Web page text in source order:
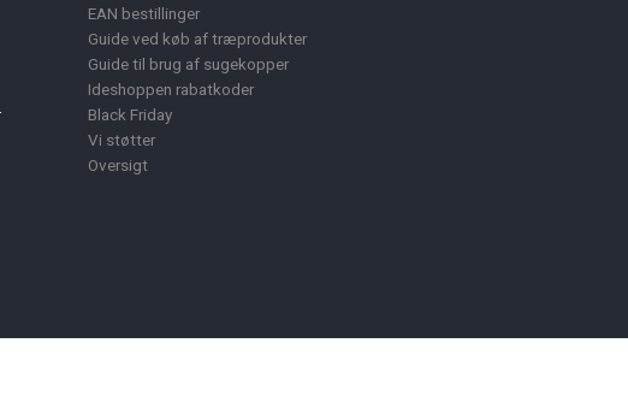
EAN bestillinger
Guide ved køb af træprodukter
Guide til brug af sugekopper
Ideshoppen rabatkoder
Black Friday
Vi støtter
Oversigt